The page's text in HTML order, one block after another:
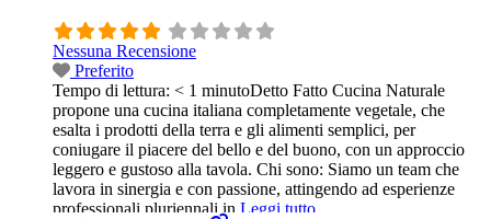
Nessuna Recensione
Preferito
Tempo di lettura: < 1 minutoDetto Fatto Cucina Naturale
propone una cucina italiana completamente vegetale, che
esalta i prodotti della terra e gli alimenti semplici, per
coniugare il piacere del bello e del buono, con un approccio
leggero e gustoso alla tavola. Chi sono: Siamo un team che
lavora in sinergia e con passione, attingendo ad esperienze
professionali pluriennali in Leggi tutto...